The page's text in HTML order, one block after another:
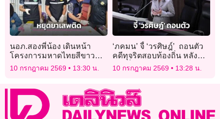
นอภ.สองพี่น้อง เดินหน้า
โครงการมหาดไทยสีขาว
ตรวจปัสสาวะบุคลากร หยุด
ยั้งภัยยาเสพติด
10 กรกฎาคม 2569 13:30 น.
‘ภคมน’ จี้ ‘วรศิษฎ์’ ถอนตัว
คดีทุจริตสอบท้องถิ่น หลัง
โผล่ชื่อลุงถูกกล่าวหา
10 กรกฎาคม 2569 13:28 น.